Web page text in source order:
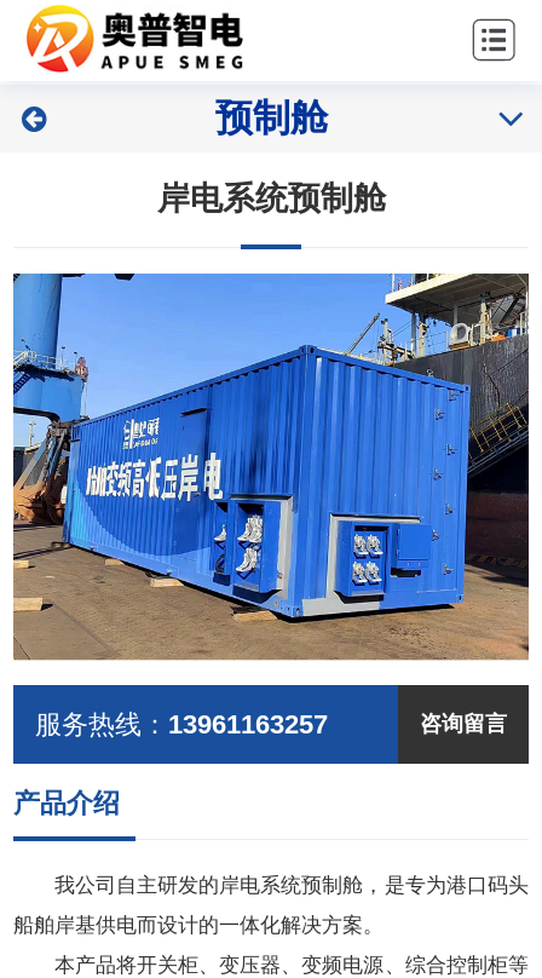
能
工
包
全
服
务
闻
讯
业
绩
联
系
我
们
预制舱
岸电系统预制舱
服务热线： 13961163257 咨询留言
产品介绍
我公司自主研发的岸电系统预制舱，是专为港口码头
船舶岸基供电而设计的一体化解决方案。
本产品将开关柜、变压器、变频电源、综合控制柜等